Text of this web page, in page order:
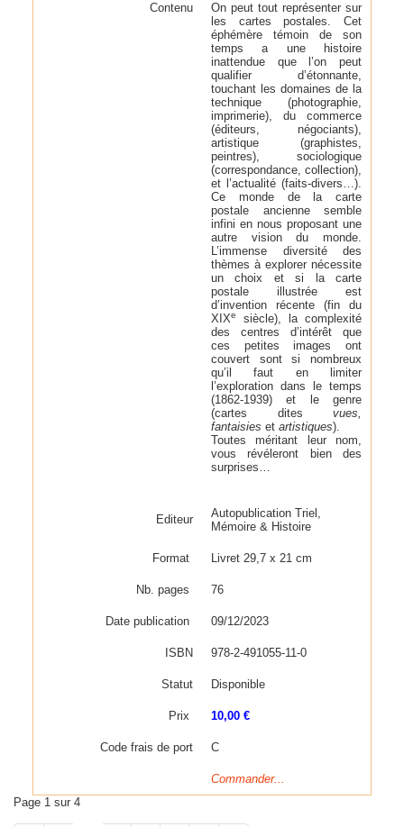
Contenu
On peut tout représenter sur
les cartes postales. Cet
éphémère témoin de son
temps a une histoire
inattendue que l’on peut
qualifier d’étonnante,
touchant les domaines de la
technique (photographie,
imprimerie), du commerce
(éditeurs, négociants),
artistique (graphistes,
peintres), sociologique
(correspondance, collection),
et l’actualité (faits-divers…).
Ce monde de la carte
postale ancienne semble
infini en nous proposant une
autre vision du monde.
L’immense diversité des
thèmes à explorer nécessite
un choix et si la carte
postale illustrée est
d’invention récente (fin du
XIXe
siècle), la complexité
des centres d’intérêt que
ces petites images ont
couvert sont si nombreux
qu’il faut en limiter
l’exploration dans le temps
(1862-1939) et le genre
(cartes dites vues,
fantaisies et artistiques).
Toutes méritant leur nom,
vous révéleront bien des
surprises…
Editeur
Autopublication Triel,
Mémoire & Histoire
Format Livret 29,7 x 21 cm
Nb. pages 76
Date publication 09/12/2023
ISBN 978-2-491055-11-0
Statut Disponible
Prix 10,00 €
Code frais de port C
Commander...
Page 1 sur 4